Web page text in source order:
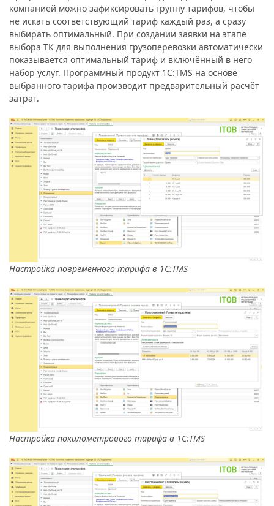
компанией можно зафиксировать группу тарифов, чтобы
не искать соответствующий тариф каждый раз, а сразу
выбирать оптимальный. При создании заявки на этапе
выбора ТК для выполнения грузоперевозки автоматически
показывается оптимальный тариф и включённый в него
набор услуг. Программный продукт 1С:TMS на основе
выбранного тарифа производит предварительный расчёт
затрат.
Настройка повременного тарифа в 1С:TMS
Настройка покилометрового тарифа в 1С:TMS